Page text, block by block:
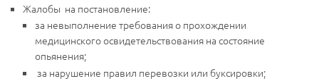
Жалобы на постановление:
за невыполнение требования о прохождении
медицинского освидетельствования на состояние
опьянения;
за нарушение правил перевозки или буксировки;